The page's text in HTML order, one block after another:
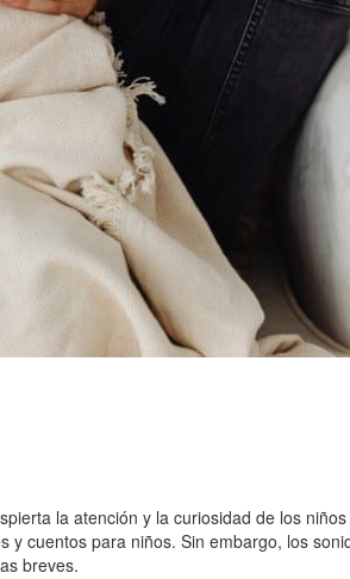
la atención y la curiosidad de los niños
cuentos para niños. Sin embargo, los
breves.